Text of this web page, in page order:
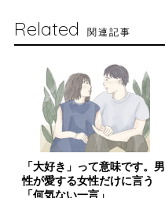
Related 関連記事
「大好き」って意味です。男
性が愛する女性だけに言う
「何気ない一言」